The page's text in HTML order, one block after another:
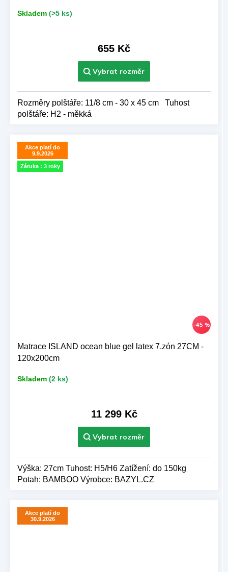
Skladem (>5 ks)
655 Kč
Rozměry polštáře: 11/8 cm - 30 x 45 cm Tuhost
polštáře: H2 - měkká
Akce platí do
9.9.2026
Záruka : 3 roky
–45 %
Matrace ISLAND ocean blue gel latex 7.zón 27CM -
120x200cm
Skladem (2 ks)
11 299 Kč
Výška: 27cm Tuhost: H5/H6 Zatížení: do 150kg
Potah: BAMBOO Výrobce: BAZYL.CZ
Akce platí do
30.9.2026